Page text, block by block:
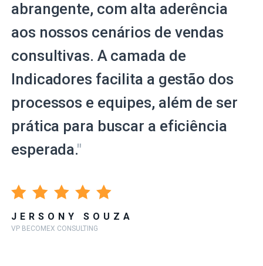
abrangente, com alta aderência
aos nossos cenários de vendas
consultivas. A camada de
Indicadores facilita a gestão dos
processos e equipes, além de ser
prática para buscar a eficiência
esperada."
JERSONY SOUZA
VP BECOMEX CONSULTING